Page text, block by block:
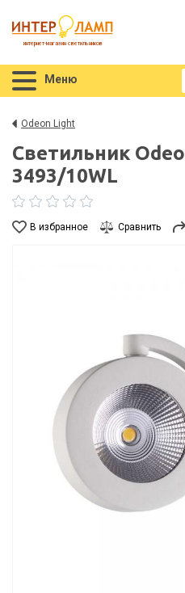
интернет-магазин светильников
Меню
Odeon Light
Светильник
3493/10WL
В избранное Сравнить